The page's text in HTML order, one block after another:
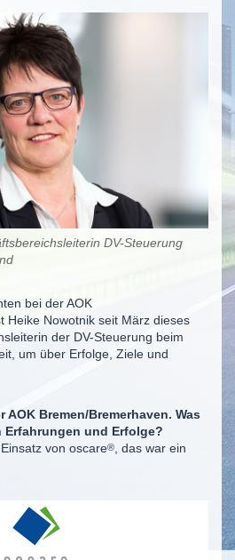
DV-Steuerung
bei der AOK
Heike Nowotnik seit März dieses
der DV-Steuerung beim
um über Erfolge, Ziele und
AOK Bremen/Bremerhaven. Was
und Erfolge?
von oscare®
, das war ein